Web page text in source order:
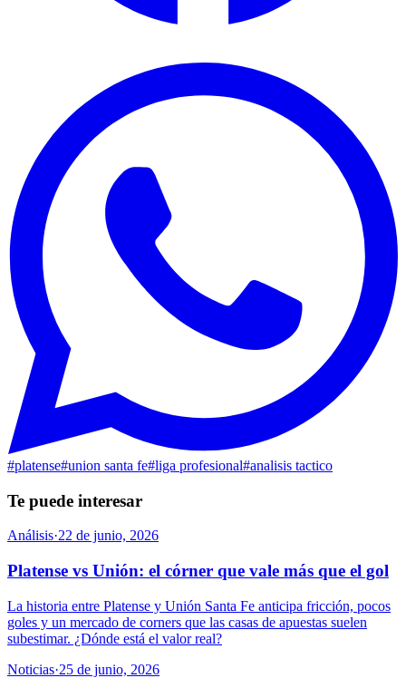
#platense#union santa fe#liga profesional#analisis tactico
Te puede interesar
Análisis·22 de junio, 2026
Platense vs Unión: el córner que vale más que el gol
La historia entre Platense y Unión Santa Fe anticipa fricción, pocos
goles y un mercado de corners que las casas de apuestas suelen
subestimar. ¿Dónde está el valor real?
Noticias·25 de junio, 2026